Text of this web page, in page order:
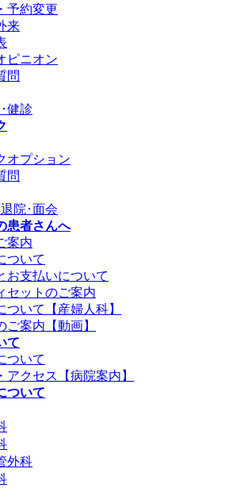
予約変更
来
ピニオン
問
健診
オプション
問
退院･面会
患者さんへ
案内
ついて
お支払いについて
セットのご案内
ついて【産婦人科】
ご案内【動画】
て
ついて
アクセス【病院案内】
ついて
外科